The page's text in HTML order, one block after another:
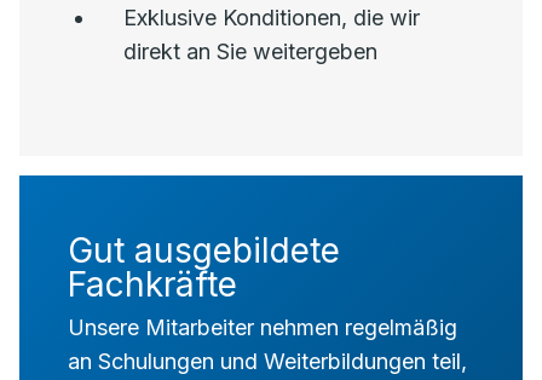
Exklusive Konditionen, die wir
direkt an Sie weitergeben
Gut ausgebildete
Fachkräfte
Unsere Mitarbeiter nehmen regelmäßig
an Schulungen und Weiterbildungen teil,